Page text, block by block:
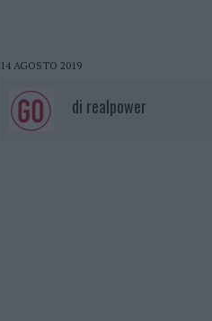
14 AGOSTO 2019
di realpower